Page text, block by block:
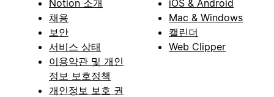
Notion 소개
채용
보안
서비스 상태
이용약관 및 개인
정보 보호정책
개인정보 보호 권
iOS & Android
Mac & Windows
캘린더
Web Clipper